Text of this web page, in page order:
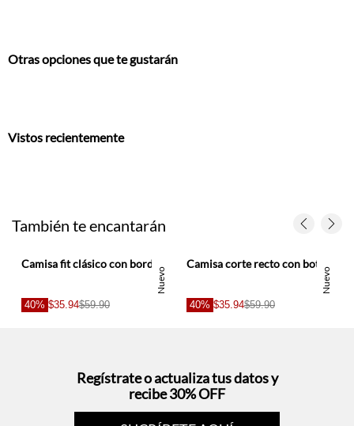
Otras opciones que te gustarán
Vistos recientemente
También te encantarán
Nuevo
Camisa fit clásico con bordado en algodón azul para hombre
40% $35.94$59.90
Nuevo
Camisa corte recto con botones en contraste de algodón rosa salmón para hombre
40% $35.94$59.90
Regístrate o actualiza tus datos y
recibe 30% OFF